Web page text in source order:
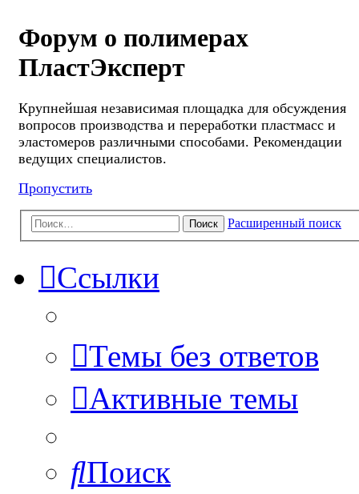
Форум о полимерах
ПластЭксперт
Крупнейшая независимая площадка для обсуждения
вопросов производства и переработки пластмасс и
эластомеров различными способами. Рекомендации
ведущих специалистов.
Пропустить
Поиск Расширенный поиск
Ссылки
Темы без ответов
Активные темы
Поиск